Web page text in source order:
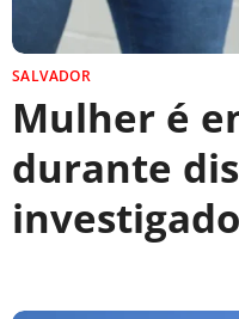
SALVADOR
Mulher é
durante